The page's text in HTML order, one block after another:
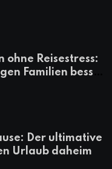
ohne Reisestress:
Familien besser
Der ultimative
Urlaub daheim